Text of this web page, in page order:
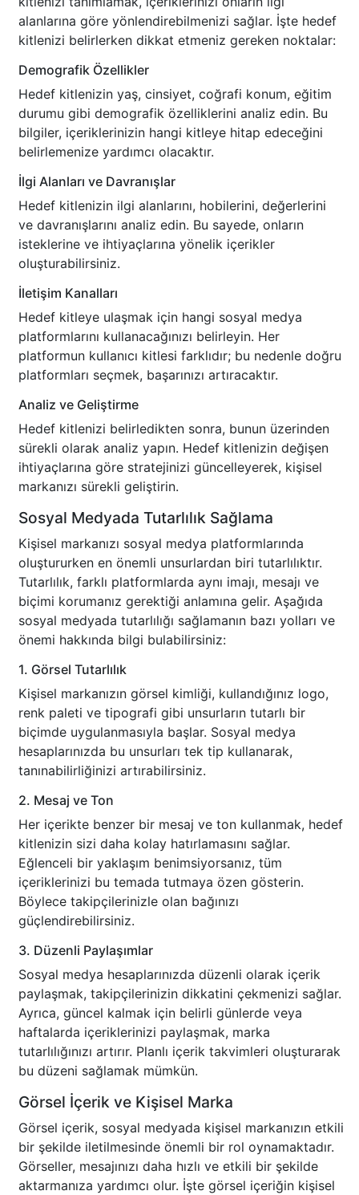
alanlarına göre yönlendirebilmenizi sağlar. İşte hedef
kitlenizi belirlerken dikkat etmeniz gereken noktalar:
Demografik Özellikler
Hedef kitlenizin yaş, cinsiyet, coğrafi konum, eğitim
durumu gibi demografik özelliklerini analiz edin. Bu
bilgiler, içeriklerinizin hangi kitleye hitap edeceğini
belirlemenize yardımcı olacaktır.
İlgi Alanları ve Davranışlar
Hedef kitlenizin ilgi alanlarını, hobilerini, değerlerini
ve davranışlarını analiz edin. Bu sayede, onların
isteklerine ve ihtiyaçlarına yönelik içerikler
oluşturabilirsiniz.
İletişim Kanalları
Hedef kitleye ulaşmak için hangi sosyal medya
platformlarını kullanacağınızı belirleyin. Her
platformun kullanıcı kitlesi farklıdır; bu nedenle doğru
platformları seçmek, başarınızı artıracaktır.
Analiz ve Geliştirme
Hedef kitlenizi belirledikten sonra, bunun üzerinden
sürekli olarak analiz yapın. Hedef kitlenizin değişen
ihtiyaçlarına göre stratejinizi güncelleyerek, kişisel
markanızı sürekli geliştirin.
Sosyal Medyada Tutarlılık Sağlama
Kişisel markanızı sosyal medya platformlarında
oluştururken en önemli unsurlardan biri tutarlılıktır.
Tutarlılık, farklı platformlarda aynı imajı, mesajı ve
biçimi korumanız gerektiği anlamına gelir. Aşağıda
sosyal medyada tutarlılığı sağlamanın bazı yolları ve
önemi hakkında bilgi bulabilirsiniz:
1. Görsel Tutarlılık
Kişisel markanızın görsel kimliği, kullandığınız logo,
renk paleti ve tipografi gibi unsurların tutarlı bir
biçimde uygulanmasıyla başlar. Sosyal medya
hesaplarınızda bu unsurları tek tip kullanarak,
tanınabilirliğinizi artırabilirsiniz.
2. Mesaj ve Ton
Her içerikte benzer bir mesaj ve ton kullanmak, hedef
kitlenizin sizi daha kolay hatırlamasını sağlar.
Eğlenceli bir yaklaşım benimsiyorsanız, tüm
içeriklerinizi bu temada tutmaya özen gösterin.
Böylece takipçilerinizle olan bağınızı
güçlendirebilirsiniz.
3. Düzenli Paylaşımlar
Sosyal medya hesaplarınızda düzenli olarak içerik
paylaşmak, takipçilerinizin dikkatini çekmenizi sağlar.
Ayrıca, güncel kalmak için belirli günlerde veya
haftalarda içeriklerinizi paylaşmak, marka
tutarlılığınızı artırır. Planlı içerik takvimleri oluşturarak
bu düzeni sağlamak mümkün.
Görsel İçerik ve Kişisel Marka
Görsel içerik, sosyal medyada kişisel markanızın etkili
bir şekilde iletilmesinde önemli bir rol oynamaktadır.
Görseller, mesajınızı daha hızlı ve etkili bir şekilde
aktarmanıza yardımcı olur. İşte görsel içeriğin kişisel